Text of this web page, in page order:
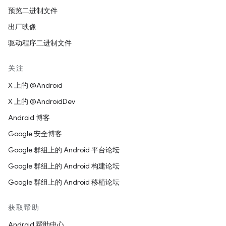
预览二进制文件
出厂映像
驱动程序二进制文件
关注
X 上的 @Android
X 上的 @AndroidDev
Android 博客
Google 安全博客
Google 群组上的 Android 平台论坛
Google 群组上的 Android 构建论坛
Google 群组上的 Android 移植论坛
获取帮助